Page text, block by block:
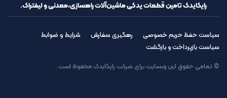
رایکایدک تامین قطعات یدکی ماشین‌آلات راهسازی،معدنی و لیفتراک.
سیاست حفظ حریم خصوصی رهگیری سفارش
شرایط و ضوابط
سیاست بازپرداخت و بازگشت
© تمامی حقوق این وبسایت برای شرکت رایکایدک محفوظ است.